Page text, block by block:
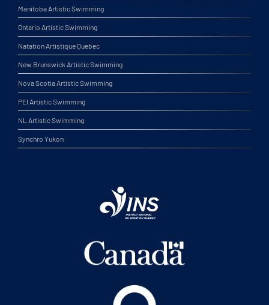
Manitoba Artistic Swimming
Ontario Artistic Swimming
Natation Artistique Quebec
New Brunswick Artistic Swimming
Nova Scotia Artistic Swimming
PEI Artistic Swimming
NL Artistic Swimming
Synchro Yukon